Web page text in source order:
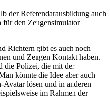
der Referendarausbildung auch
für den Zeugensimulator
Richtern gibt es auch noch
und Zeugen Kontakt haben.
die Polizei, die mit der
könnte die Idee aber auch
Avatar lösen und in anderen
im Rahmen der